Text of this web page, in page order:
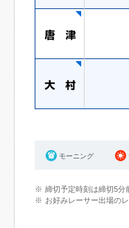
モーニング
締切予定時刻は締切5分
お好みレーサー出場の